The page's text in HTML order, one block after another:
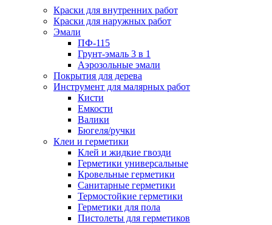
Краски для внутренних работ
Краски для наружных работ
Эмали
ПФ-115
Грунт-эмаль 3 в 1
Аэрозольные эмали
Покрытия для дерева
Инструмент для малярных работ
Кисти
Емкости
Валики
Бюгеля/ручки
Клеи и герметики
Клей и жидкие гвозди
Герметики универсальные
Кровельные герметики
Санитарные герметики
Термостойкие герметики
Герметики для пола
Пистолеты для герметиков